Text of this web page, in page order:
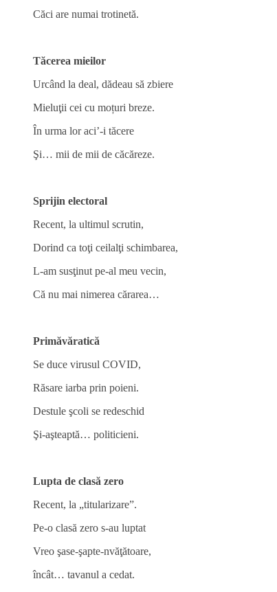
Căci are numai trotinetă.
Tăcerea mieilor
Urcând la deal, dădeau să zbiere
Mieluţii cei cu moțuri breze.
În urma lor aci’-i tăcere
Şi… mii de mii de căcăreze.
Sprijin electoral
Recent, la ultimul scrutin,
Dorind ca toţi ceilalţi schimbarea,
L-am susţinut pe-al meu vecin,
Că nu mai nimerea cărarea…
Primăvăratică
Se duce virusul COVID,
Răsare iarba prin poieni.
Destule şcoli se redeschid
Şi-aşteaptă… politicieni.
Lupta de clasă zero
Recent, la „titularizare”.
Pe-o clasă zero s-au luptat
Vreo şase-şapte-nvăţătoare,
încât… tavanul a cedat.